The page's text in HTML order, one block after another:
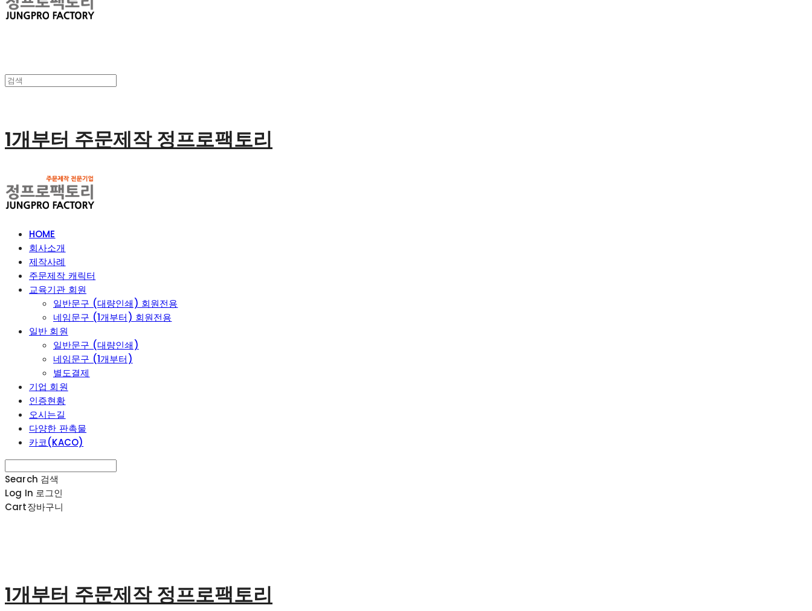
1개부터 주문제작 정프로팩토리
HOME
회사소개
제작사례
주문제작 캐릭터
교육기관 회원
일반문구 (대량인쇄) 회원전용
네임문구 (1개부터) 회원전용
일반 회원
일반문구 (대량인쇄)
네임문구 (1개부터)
별도결제
기업 회원
인증현황
오시는길
다양한 판촉물
카코(KACO)
Search 검색
Log In 로그인
Cart장바구니
1개부터 주문제작 정프로팩토리